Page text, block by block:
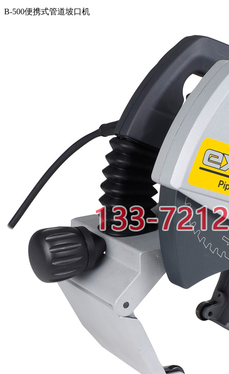
B-500便携式管道坡口机